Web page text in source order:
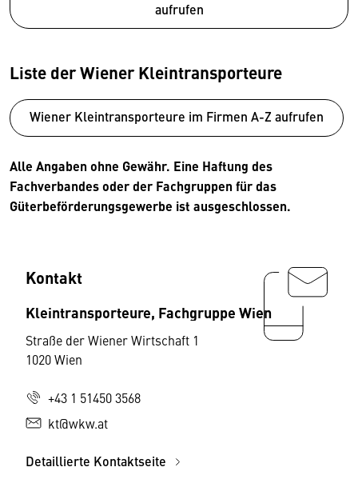
aufrufen
Liste der Wiener Kleintransporteure
Wiener Kleintransporteure im Firmen A-Z aufrufen
Alle Angaben ohne Gewähr. Eine Haftung des
Fachverbandes oder der Fachgruppen für das
Güterbeförderungsgewerbe ist ausgeschlossen.
Kontakt
Kleintransporteure, Fachgruppe Wien
Straße der Wiener Wirtschaft 1
1020 Wien
+43 1 51450 3568
kt@wkw.at
Detaillierte Kontaktseite